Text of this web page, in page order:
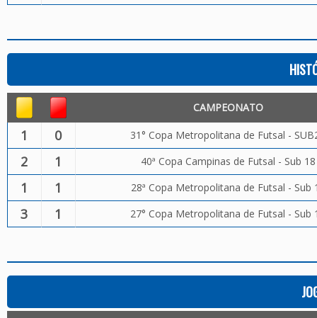
CAMPEONATO
1 0 31° Copa Metropolitana de Futsal -
2 1 40ª Copa Campinas de Futsal - Sub 18
1 1 28ª Copa Metropolitana de Futsal - Sub
3 1 27° Copa Metropolitana de Futsal - Sub